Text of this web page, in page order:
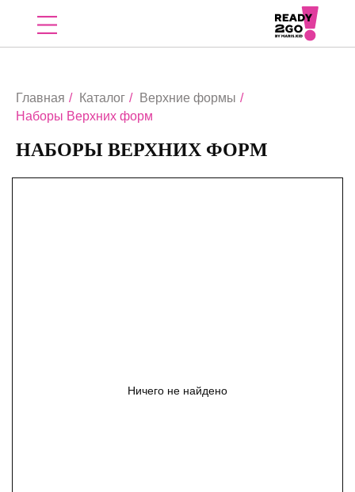
Главная / Каталог / Верхние формы /
Наборы Верхних форм
НАБОРЫ ВЕРХНИХ ФОРМ
Ничего не найдено